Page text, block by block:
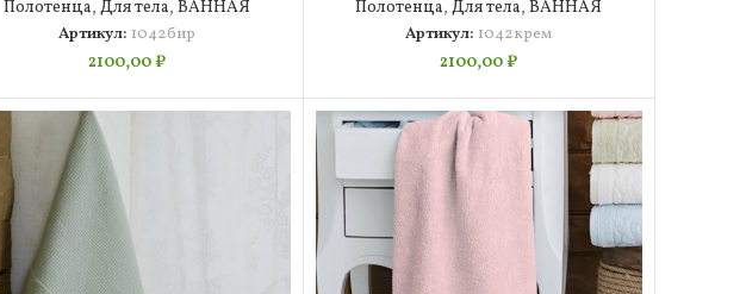
Полотенца,Для тела,ВАННАЯ
Артикул: 1042бир
2100,00₽
Полотенца,Для тела,ВАННАЯ
Артикул: 1042крем
2100,00₽